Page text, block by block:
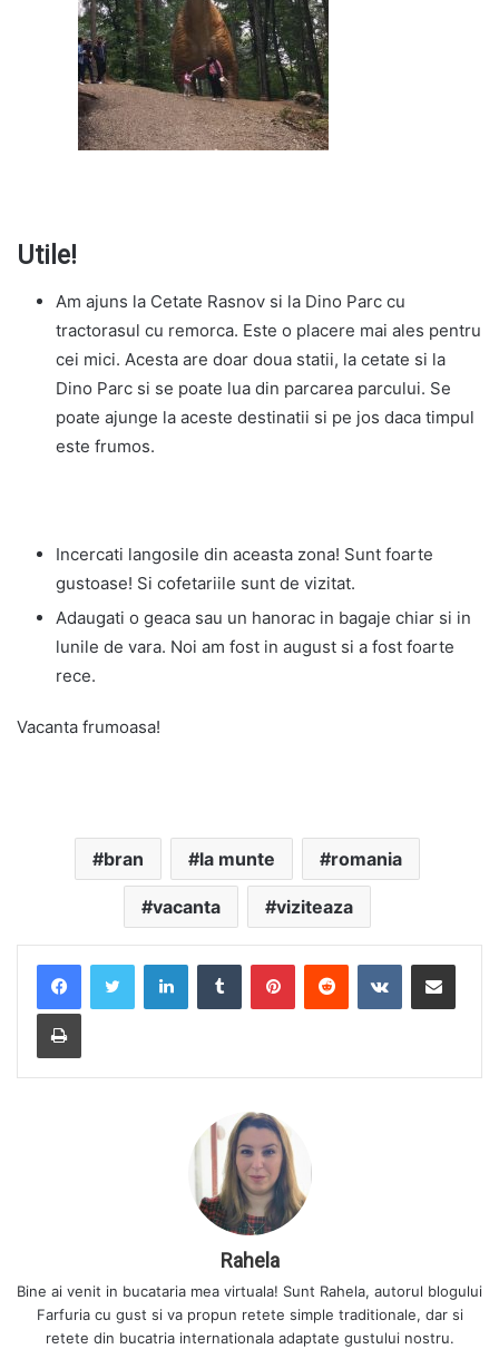
Utile!
Am ajuns la Cetate Rasnov si la Dino Parc cu
tractorasul cu remorca. Este o placere mai ales pentru
cei mici. Acesta are doar doua statii, la cetate si la
Dino Parc si se poate lua din parcarea parcului. Se
poate ajunge la aceste destinatii si pe jos daca timpul
este frumos.
Incercati langosile din aceasta zona! Sunt foarte
gustoase! Si cofetariile sunt de vizitat.
Adaugati o geaca sau un hanorac in bagaje chiar si in
lunile de vara. Noi am fost in august si a fost foarte
rece.
Vacanta frumoasa!
bran la munte romania
vacanta viziteaza
Rahela
Bine ai venit in bucataria mea virtuala! Sunt Rahela, autorul blogului
Farfuria cu gust si va propun retete simple traditionale, dar si
retete din bucatria internationala adaptate gustului nostru.